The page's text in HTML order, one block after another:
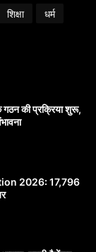
शिक्षा
धर्म
गठन की प्रक्रिया शुरू,
2026: 17,796